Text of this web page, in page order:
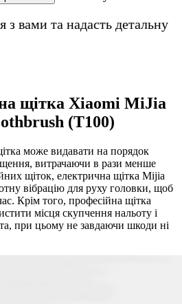
вами та надасть детальну
щітка Xiaomi MiJia
(T100)
може видавати на порядок
витрачаючи в рази менше
щіток, електрична щітка Mijia
вібрацію для руху головки, щоб
Крім того, професійна щітка
місця скупчення нальоту і
при цьому не завдаючи шкоди ні